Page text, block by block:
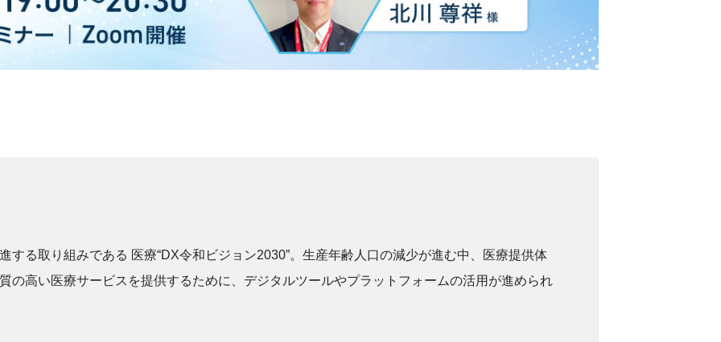
する取り組みである 医療“DX令和ビジョン2030”。生産年齢人口の減少が進む中、医療提供体
の高い医療サービスを提供するために、デジタルツールやプラットフォームの活用が進められ